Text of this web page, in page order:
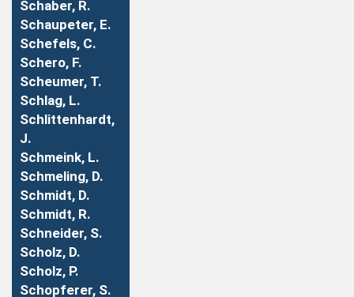
Schaber, R.
Schaupeter, E.
Schefels, C.
Schero, F.
Scheumer, T.
Schlag, L.
Schlittenhardt,
J.
Schmeink, L.
Schmeling, D.
Schmidt, D.
Schmidt, R.
Schneider, S.
Scholz, D.
Scholz, P.
Schopferer, S.